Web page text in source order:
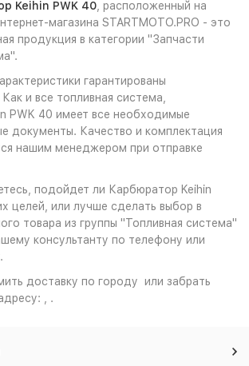
Keihin PWK 40 , расположенный на
магазина STARTMOTO.PRO - это
продукция в категории "Запчасти
гарантированы
и все топливная система,
PWK 40 имеет все необходимые
документы. Качество и комплектация
нашим менеджером при отправке
подойдет ли Карбюратор Keihin
целей, или лучше сделать выбор в
товара из группы "Топливная система"
консультанту по телефону или
доставку по городу или забрать
, .